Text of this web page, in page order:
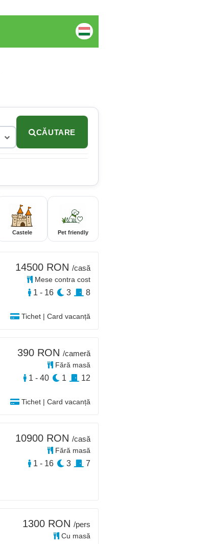
CĂUTARE
Castele Pet friendly
Tichet | Card vacanță
14500 RON /casă
Mese contra cost
1 - 16 3 8
Tichet | Card vacanță
390 RON /cameră
Fără masă
1 - 40 1 12
10900 RON /casă
Fără masă
1 - 16 3 7
1300 RON /pers
Cu masă